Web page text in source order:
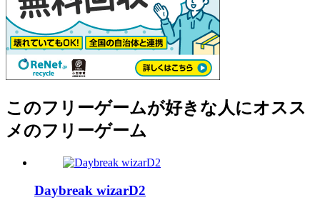
このフリーゲームが好きな人にオスス
メのフリーゲーム
Daybreak wizarD2